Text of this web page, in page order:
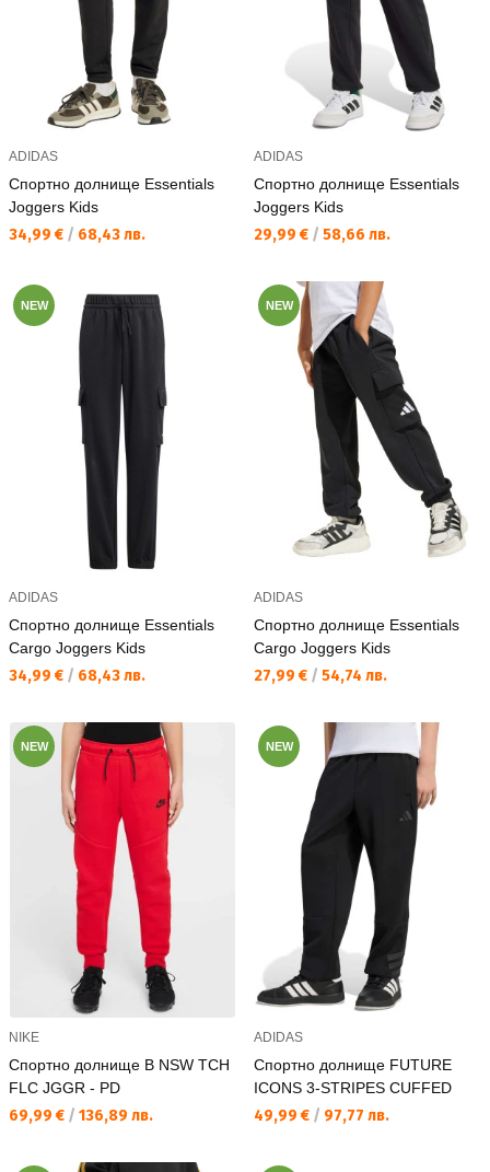
ADIDAS
Спортно долнище Essentials
Joggers Kids
Текуща цена:
34,99 € / 68,43 лв.
ADIDAS
Спортно долнище Essentials
Joggers Kids
Текуща цена:
29,99 € / 58,66 лв.
NEW
ADIDAS
Спортно долнище Essentials
Cargo Joggers Kids
Текуща цена:
34,99 € / 68,43 лв.
NEW
ADIDAS
Спортно долнище Essentials
Cargo Joggers Kids
Текуща цена:
27,99 € / 54,74 лв.
NEW
NIKE
Спортно долнище B NSW TCH
FLC JGGR - PD
Текуща цена:
69,99 € / 136,89 лв.
NEW
ADIDAS
Спортно долнище FUTURE
ICONS 3-STRIPES CUFFED
Текуща цена:
49,99 € / 97,77 лв.